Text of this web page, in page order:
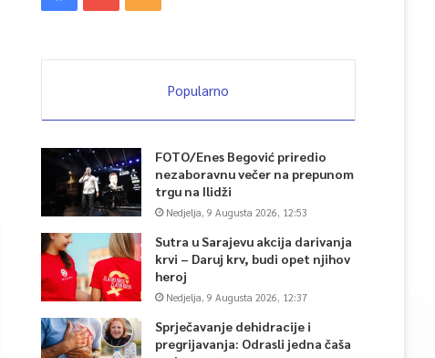
Popularno
FOTO/Enes Begović priredio
nezaboravnu večer na prepunom
trgu na Ilidži
Nedjelja, 9 Augusta 2026, 12:53
Sutra u Sarajevu akcija darivanja
krvi – Daruj krv, budi opet njihov
heroj
Nedjelja, 9 Augusta 2026, 12:37
Sprječavanje dehidracije i
pregrijavanja: Odrasli jedna čaša